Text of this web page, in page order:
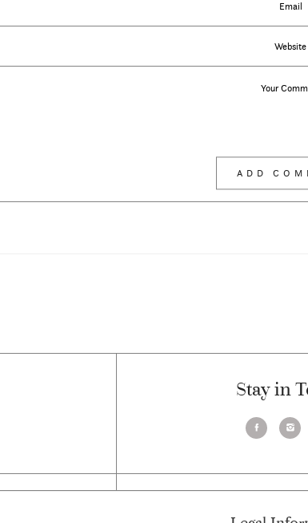
Stay in